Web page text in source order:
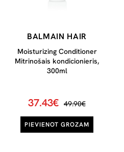
BALMAIN HAIR
Moisturizing Conditioner
Mitrinošais kondicionieris,
300ml
37.43€ 49.90€
PIEVIENOT GROZAM